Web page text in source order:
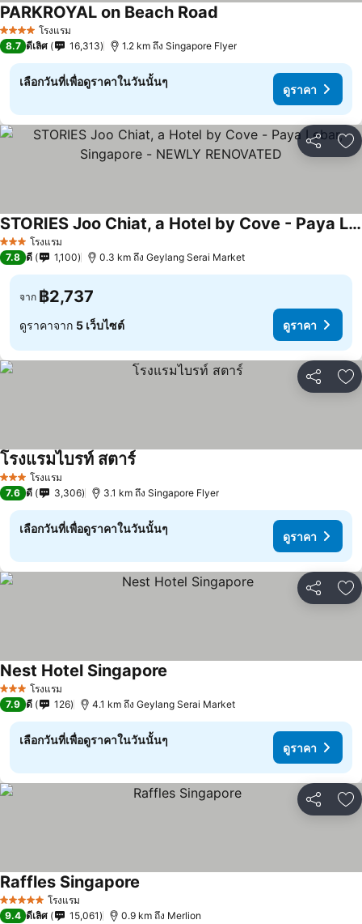
4 ดาว โรงแรม
PARKROYAL on Beach Road
8.7 ดีเลิศ 16,313 1.2 km ถึง Singapore Flyer
เลือกวันที่เพื่อดูราคาในวันนั้นๆ
ดูราคา
แชร์ เ
3 ดาว โรงแรม
STORIES Joo Chiat, a Hotel by Cove - Paya Lebar, Singapore - NEWLY RENOVATED
7.8 ดี 1,100 0.3 km ถึง Geylang Serai Market
จาก ฿2,737
ดูราคาจาก 5 เว็บไซต์ ดูราคา
แชร์ เ
3 ดาว โรงแรม
โรงแรมไบรท์ สตาร์
7.6 ดี 3,306 3.1 km ถึง Singapore Flyer
เลือกวันที่เพื่อดูราคาในวันนั้นๆ
ดูราคา
แชร์ เ
3 ดาว โรงแรม
Nest Hotel Singapore
7.9 ดี 126 4.1 km ถึง Geylang Serai Market
เลือกวันที่เพื่อดูราคาในวันนั้นๆ
ดูราคา
แชร์ เ
5 ดาว โรงแรม
Raffles Singapore
9.4 ดีเลิศ 15,061 0.9 km ถึง Merlion